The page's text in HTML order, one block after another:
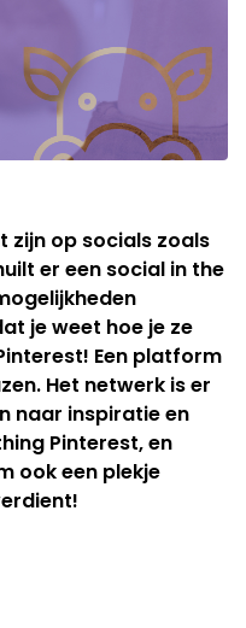
zijn op socials zoals
er een social in the
je weet hoe je ze
Een platform
Het netwerk is er
naar inspiratie en
Pinterest, en
ook een plekje